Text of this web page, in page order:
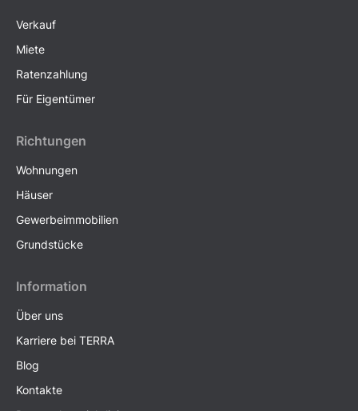
Verkauf
Miete
Ratenzahlung
Für Eigentümer
Richtungen
Wohnungen
Häuser
Gewerbeimmobilien
Grundstücke
Information
Über uns
Karriere bei TERRA
Blog
Kontakte